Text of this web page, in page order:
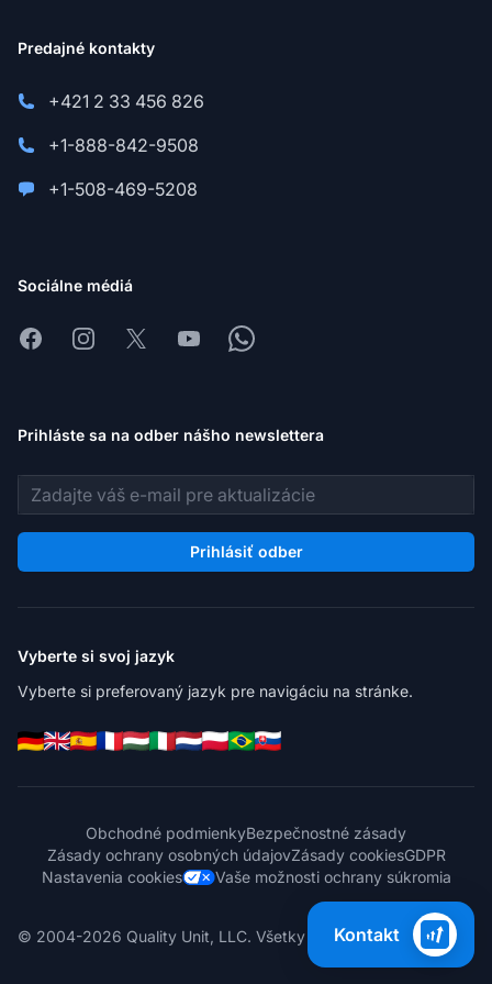
Predajné kontakty
+421 2 33 456 826
+1-888-842-9508
+1-508-469-5208
Sociálne médiá
FacebookInstagram
X YoutubeWhatsapp
Prihláste sa na odber nášho newslettera
E-mailová adresa
Prihlásiť odber
Vyberte si svoj jazyk
Vyberte si preferovaný jazyk pre navigáciu na stránke.
Obchodné podmienkyBezpečnostné zásady
Zásady ochrany osobných údajovZásady cookiesGDPR
Nastavenia cookies
Vaše možnosti ochrany súkromia
© 2004-2026 Quality Unit, LLC. Všetky práva vyhradené.
Kontakt